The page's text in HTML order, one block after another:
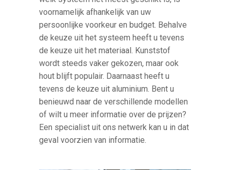
voornamelijk afhankelijk van uw
persoonlijke voorkeur en budget. Behalve
de keuze uit het systeem heeft u tevens
de keuze uit het materiaal. Kunststof
wordt steeds vaker gekozen, maar ook
hout blijft populair. Daarnaast heeft u
tevens de keuze uit aluminium. Bent u
benieuwd naar de verschillende modellen
of wilt u meer informatie over de prijzen?
Een specialist uit ons netwerk kan u in dat
geval voorzien van informatie.